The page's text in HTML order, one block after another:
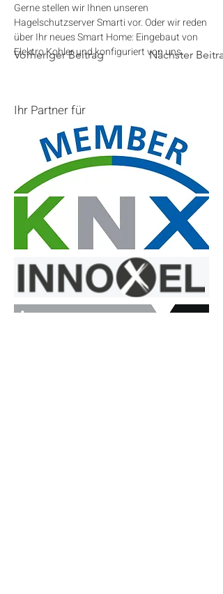
Vorheriger Beitrag Nächster
Gerne stellen wir Ihnen unseren
Hagelschutzserver Smarti vor. Oder wir reden
über Ihr neues Smart Home: Eingebaut von
Elektro Kohler und konfiguriert von uns.
Ihr Partner für